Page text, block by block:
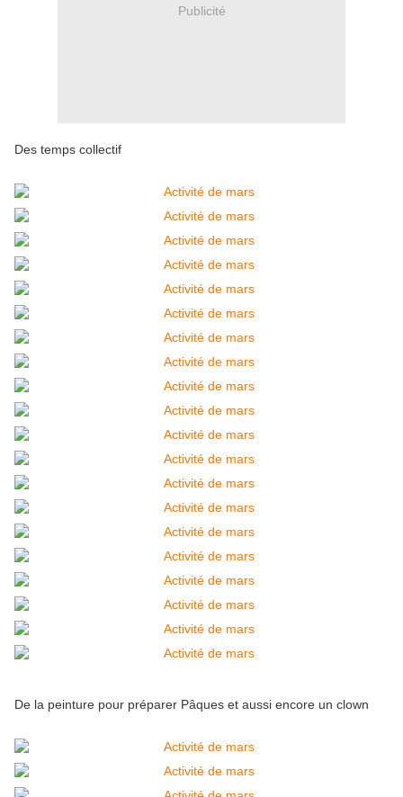
Publicité
Des temps collectif
De la peinture pour préparer Pâques et aussi encore un clown